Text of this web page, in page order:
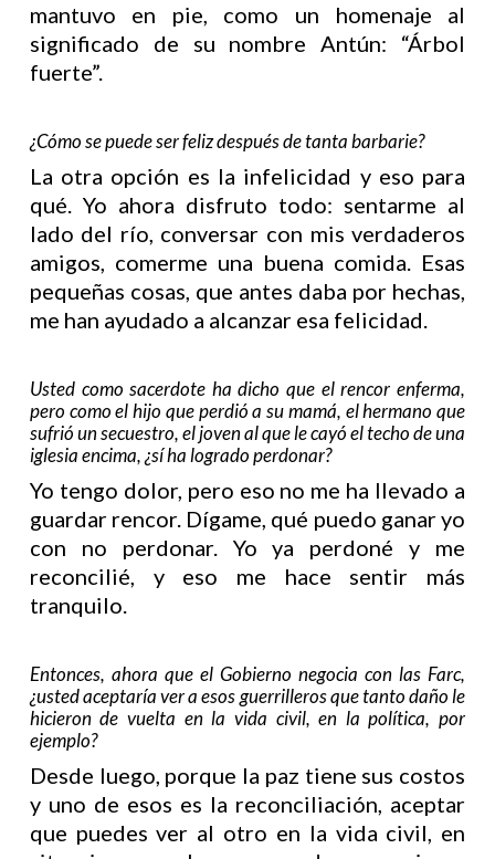
mantuvo en pie, como un homenaje al
significado de su nombre Antún: “Árbol
fuerte”.
¿Cómo se puede ser feliz después de tanta barbarie?
La otra opción es la infelicidad y eso para
qué. Yo ahora disfruto todo: sentarme al
lado del río, conversar con mis verdaderos
amigos, comerme una buena comida. Esas
pequeñas cosas, que antes daba por hechas,
me han ayudado a alcanzar esa felicidad.
Usted como sacerdote ha dicho que el rencor enferma,
pero como el hijo que perdió a su mamá, el hermano que
sufrió un secuestro, el joven al que le cayó el techo de una
iglesia encima, ¿sí ha logrado perdonar?
Yo tengo dolor, pero eso no me ha llevado a
guardar rencor. Dígame, qué puedo ganar yo
con no perdonar. Yo ya perdoné y me
reconcilié, y eso me hace sentir más
tranquilo.
Entonces, ahora que el Gobierno negocia con las Farc,
¿usted aceptaría ver a esos guerrilleros que tanto daño le
hicieron de vuelta en la vida civil, en la política, por
ejemplo?
Desde luego, porque la paz tiene sus costos
y uno de esos es la reconciliación, aceptar
que puedes ver al otro en la vida civil, en